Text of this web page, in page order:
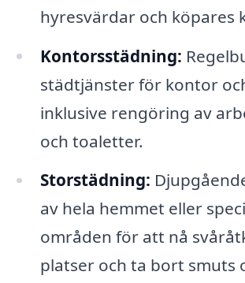
hyresvärdar och köpares
Kontorsstädning:
städtjänster för kontor
inklusive rengöring av
och toaletter.
Storstädning:
av hela hemmet eller
områden för att nå
platser och ta bort smuts